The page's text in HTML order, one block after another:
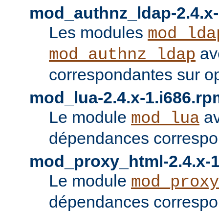
mod_authnz_ldap-
Les modules
mod_authnz_ldap
correspondantes sur
mod_lua-2.4.x-
Le module mod_lua
dépendances
mod_proxy_html-2.4.x-
Le module
dépendances